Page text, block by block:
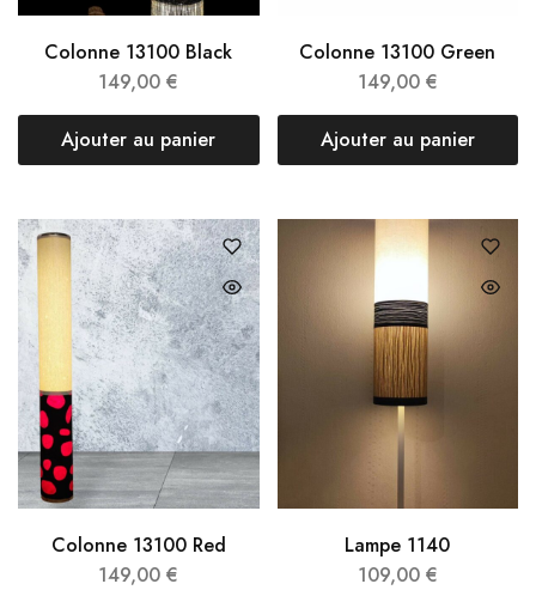
Colonne 13100 Black
149,00€
Ajouter au panier
Colonne 13100 Green
149,00 €
Ajouter au panier
Colonne 13100 Red
149,00€
Lampe 1140
109,00 €